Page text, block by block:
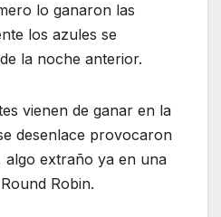
lo ganaron las
los azules se
la noche anterior.
vienen de ganar en la
desenlace provocaron
algo extraño ya en una
Robin.